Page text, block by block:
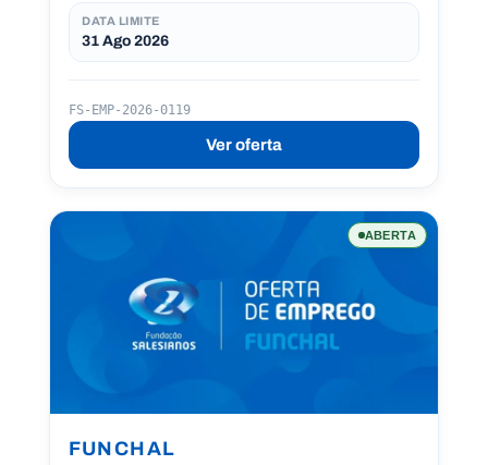
DATA LIMITE
31 Ago 2026
FS-EMP-2026-0119
Ver oferta
ABERTA
FUNCHAL